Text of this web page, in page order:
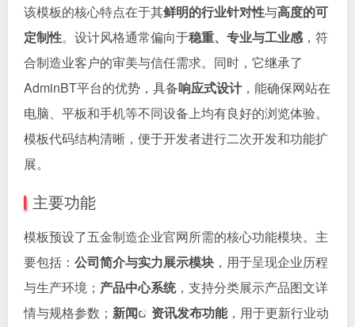
该模板的核心特点在于其鲜明的行业针对性与高度的可
定制性。设计风格通常偏向于稳重、专业与工业感，符
合制造业客户的审美与信任需求。同时，它继承了
AdminBT平台的优势，具备响应式设计，能确保网站在
电脑、平板和手机等不同设备上均有良好的浏览体验。
模板代码结构清晰，便于开发者进行二次开发和功能扩
展。
主要功能
模板预设了五金制造企业官网所需的核心功能模块。主
要包括： 公司简介与实力展示模块 ，用于呈现企业历程
与生产环境； 产品中心系统，支持分类展示产品图文详
情与规格参数； 新闻 资讯发布功能，用于更新行业动